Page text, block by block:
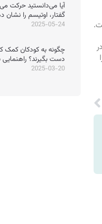
آیا می‌دانستید حرکت
گفتار، اوتیسم را نشان
2025-05-24
چگونه به کودکان کمک
دست بگیرند؟ راهنمایی
2025-03-20